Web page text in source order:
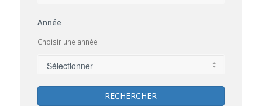
Année
Choisir une année
RECHERCHER